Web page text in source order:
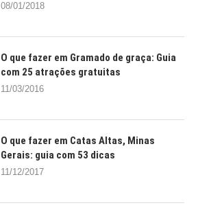
08/01/2018
O que fazer em Gramado de graça: Guia
com 25 atrações gratuitas
11/03/2016
O que fazer em Catas Altas, Minas
Gerais: guia com 53 dicas
11/12/2017